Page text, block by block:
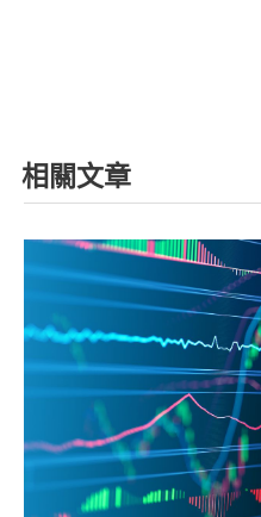
相關文章